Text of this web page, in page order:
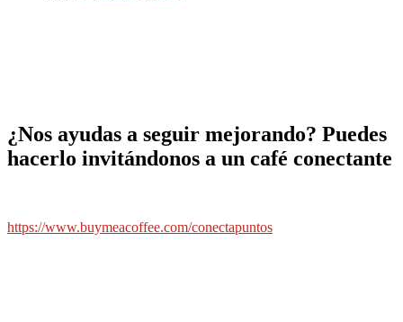
¿Nos ayudas a seguir mejorando? Puedes
hacerlo invitándonos a un café conectante
https://www.buymeacoffee.com/conectapuntos